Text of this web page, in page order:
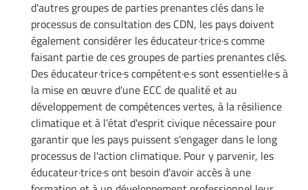
d'autres groupes de parties prenantes clés dans le
processus de consultation des CDN, les pays doivent
également considérer les éducateur·trice·s comme
faisant partie de ces groupes de parties prenantes clés.
Des éducateur·trice·s compétent·e·s sont essentiel·le·s à
la mise en œuvre d'une ECC de qualité et au
développement de compétences vertes, à la résilience
climatique et à l'état d'esprit civique nécessaire pour
garantir que les pays puissent s'engager dans le long
processus de l'action climatique. Pour y parvenir, les
éducateur·trice·s ont besoin d'avoir accès à une